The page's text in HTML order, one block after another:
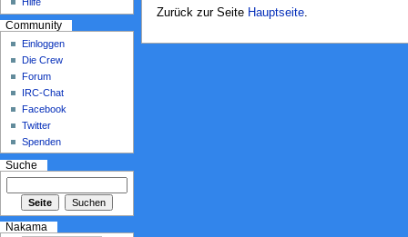
Zurück zur Seite Hauptseite.
Hilfe
Community
Einloggen
Die Crew
Forum
IRC-Chat
Facebook
Twitter
Spenden
Suche
Nakama